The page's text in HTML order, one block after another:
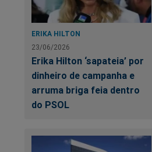
ERIKA HILTON
23/06/2026
Erika Hilton ‘sapateia’ por
dinheiro de campanha e
arruma briga feia dentro
do PSOL